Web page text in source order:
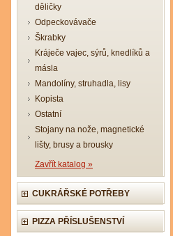
děličky
Odpeckovávače
Škrabky
Kráječe vajec, sýrů, knedlíků a
másla
Mandolíny, struhadla, lisy
Kopista
Ostatní
Stojany na nože, magnetické
lišty, brusy a brousky
Zavřít katalog »
CUKRÁŘSKÉ POTŘEBY
PIZZA PŘÍSLUŠENSTVÍ